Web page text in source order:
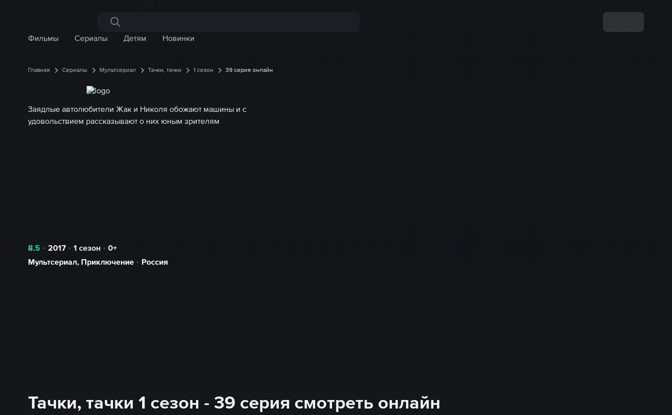
Поиск по сайту
Фильмы
Сериалы Детям Новинки
Главная Сериалы Мультсериал Тачки, тачки 1 сезон 39 серия онлайн
Заядлые автолюбители Жак и Николя обожают машины и с
удовольствием рассказывают о них юным зрителям
8.5 2017 1 сезон
0+
Мультсериал, Приключение Россия
Тачки, тачки 1 сезон - 39 серия смотреть онлайн